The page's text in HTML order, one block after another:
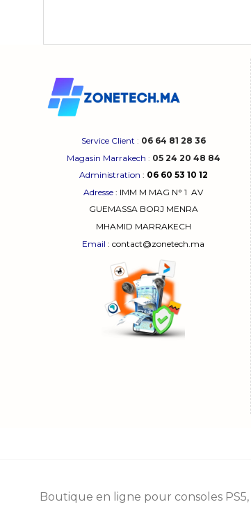
Service Client : 06 64 81 28 36
Magasin Marrakech : 05 24 20 48 84
Administration : 06 60 53 10 12
Adresse : IMM M MAG N° 1AV
GUEMASSA BORJ MENRA
MHAMID MARRAKECH
Email : contact@zonetech.ma
Boutique en ligne pour consoles PS5,